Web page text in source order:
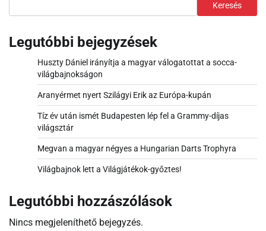
Keresés
Legutóbbi bejegyzések
Huszty Dániel irányítja a magyar válogatottat a socca-
világbajnokságon
Aranyérmet nyert Szilágyi Erik az Európa-kupán
Tíz év után ismét Budapesten lép fel a Grammy-díjas
világsztár
Megvan a magyar négyes a Hungarian Darts Trophyra
Világbajnok lett a Világjátékok-győztes!
Legutóbbi hozzászólások
Nincs megjeleníthető bejegyzés.